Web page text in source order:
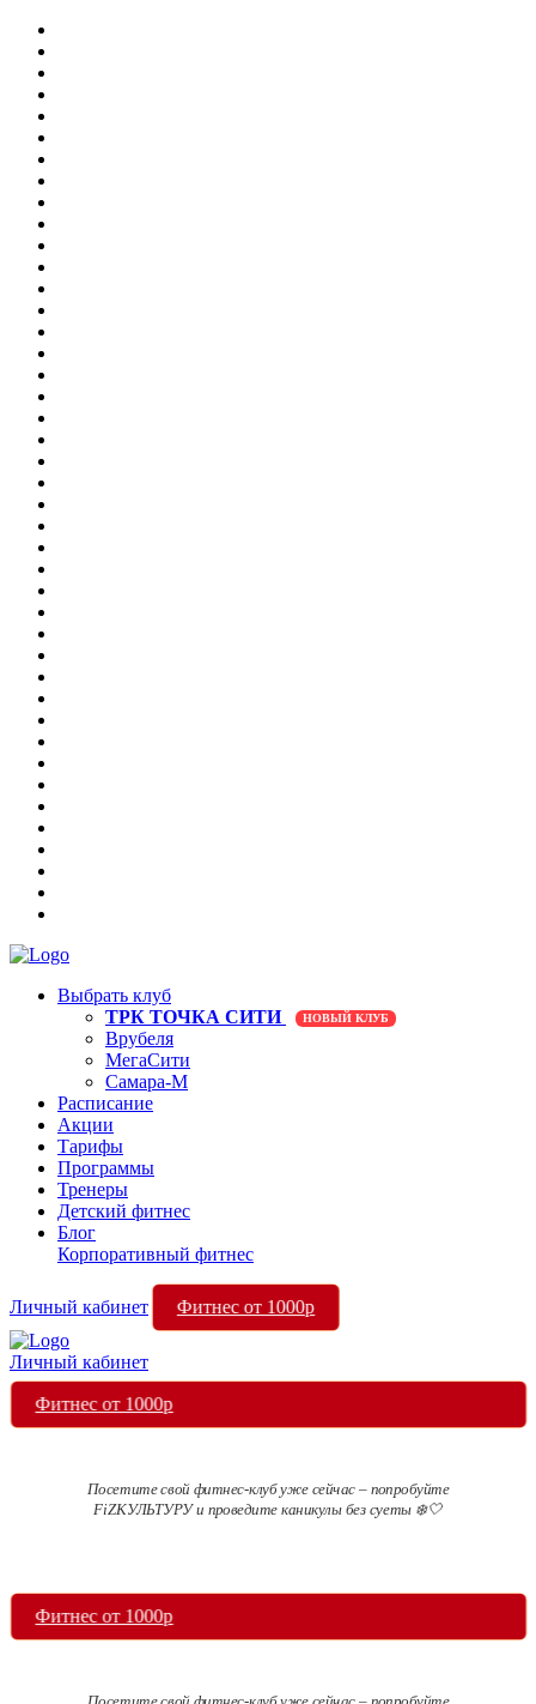
Выбрать клуб
ТРК ТОЧКА СИТИ
НОВЫЙ КЛУБ
Врубеля
МегаСити
Самара-М
Расписание
Акции
Тарифы
Программы
Тренеры
Детский фитнес
Блог
Корпоративный фитнес
Личный кабинет Фитнес от 1000р
Личный кабинет
Фитнес от 1000р
Посетите свой фитнес-клуб уже сейчас – попробуйте
FiZКУЛЬТУРУ и проведите каникулы без суеты ❄️🤍
Фитнес от 1000р